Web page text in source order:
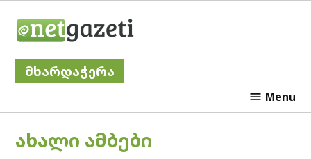
მხარდაჭერა
Menu
POSTED
ᲐᲮᲐᲚᲘ ᲐᲛᲑᲔᲑᲘ